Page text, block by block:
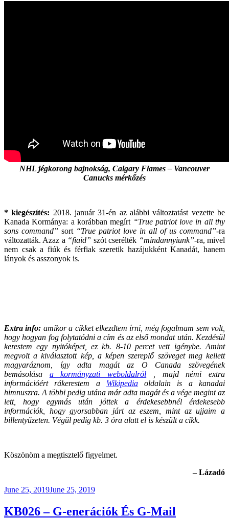
NHL jégkorong bajnokság, Calgary Flames – Vancouver
Canucks mérkőzés
* kiegészítés: 2018. január 31-én az alábbi változtatást vezette be
Kanada Kormánya: a korábban megírt “True patriot love in all thy
sons command” sort “True patriot love in all of us command”-ra
változatták. Azaz a “fiaid” szót cserélték “mindannyiunk”-ra, mivel
nem csak a fiúk és férfiak szeretik hazájukként Kanadát, hanem
lányok és asszonyok is.
Extra info: amikor a cikket elkezdtem írni, még fogalmam sem volt,
hogy hogyan fog folytatódni a cím és az első mondat után. Kezdésül
kerestem egy nyitóképet, ez kb. 8-10 percet vett igénybe. Amint
megvolt a kiválasztott kép, a képen szereplő szöveget meg kellett
magyaráznom, így adta magát az O Canada szövegének
bemásolása a kormányzati weboldalról , majd némi extra
információért rákerestem a Wikipediaoldalain is a kanadai
himnuszra. A többi pedig utána már adta magát és a vége megint az
lett, hogy egymás után jöttek a érdekesebbnél érdekesebb
információk, hogy gyorsabban járt az eszem, mint az ujjaim a
billentyűzeten. Végül pedig kb. 3 óra alatt el is készült a cikk.
Köszönöm a megtisztelő figyelmet.
– Lázadó
Posted
June 25, 2019June 25, 2019
KB026 – G-enerációk És G-Mail